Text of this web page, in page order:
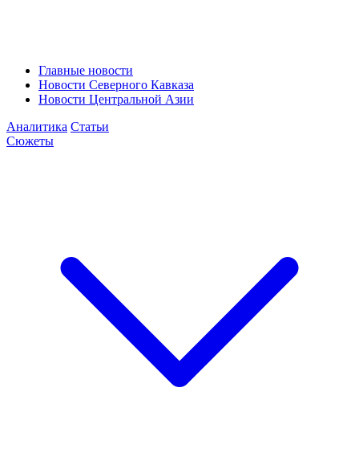
Главные новости
Новости Северного Кавказа
Новости Центральной Азии
Аналитика Статьи
Сюжеты